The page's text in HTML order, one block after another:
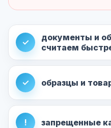
✓
документы и
считаем
✓ образцы и
! запрещенные